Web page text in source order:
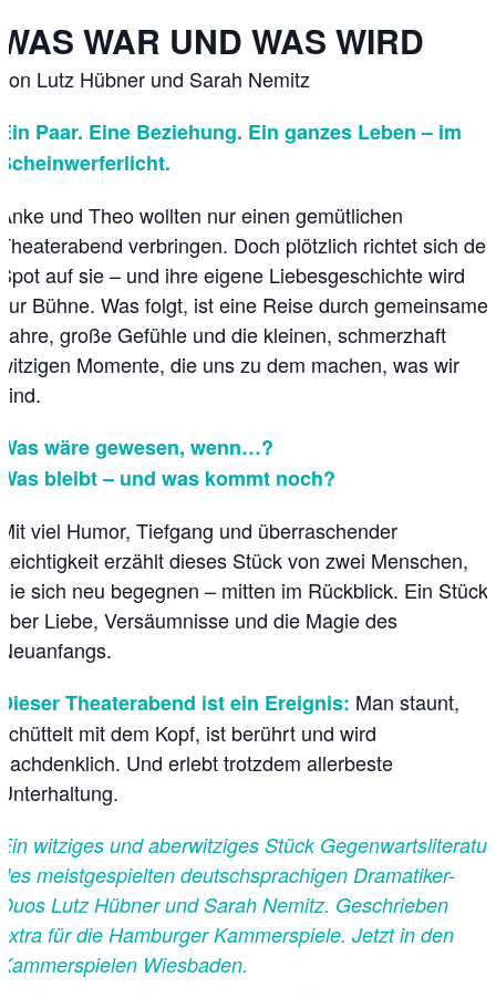
WAS WAR UND WAS WIRD
von Lutz Hübner und Sarah Nemitz
Ein Paar. Eine Beziehung. Ein ganzes Leben – im
Scheinwerferlicht.
Anke und Theo wollten nur einen gemütlichen
Theaterabend verbringen. Doch plötzlich richtet sich der
Spot auf sie – und ihre eigene Liebesgeschichte wird
zur Bühne. Was folgt, ist eine Reise durch gemeinsame
Jahre, große Gefühle und die kleinen, schmerzhaft
witzigen Momente, die uns zu dem machen, was wir
sind.
Was wäre gewesen, wenn…?
Was bleibt – und was kommt noch?
Mit viel Humor, Tiefgang und überraschender
Leichtigkeit erzählt dieses Stück von zwei Menschen,
die sich neu begegnen – mitten im Rückblick. Ein Stück
über Liebe, Versäumnisse und die Magie des
Neuanfangs.
Dieser Theaterabend ist ein Ereignis: Man staunt,
schüttelt mit dem Kopf, ist berührt und wird
nachdenklich. Und erlebt trotzdem allerbeste
Unterhaltung.
Ein witziges und aberwitziges Stück Gegenwartsliteratur
des meistgespielten deutschsprachigen Dramatiker-
Duos Lutz Hübner und Sarah Nemitz. Geschrieben
extra für die Hamburger Kammerspiele. Jetzt in den
Kammerspielen Wiesbaden.